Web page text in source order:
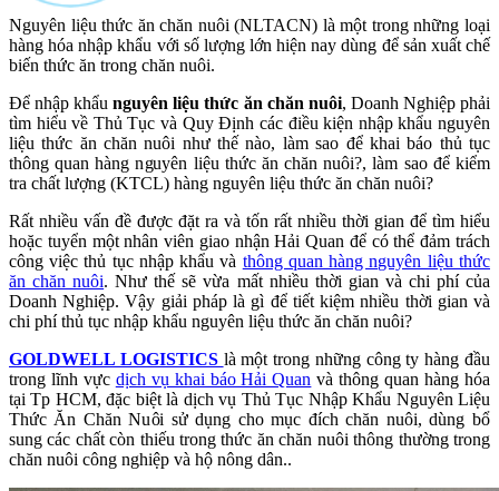
Nguyên liệu thức ăn chăn nuôi (NLTACN) là một trong những loại
hàng hóa nhập khẩu với số lượng lớn hiện nay dùng để sản xuất chế
biến thức ăn trong chăn nuôi.
Để nhập khẩunguyên liệu thức ăn chăn nuôi, Doanh Nghiệp phải
tìm hiểu về Thủ Tục và Quy Định các điều kiện nhập khẩu nguyên
liệu thức ăn chăn nuôi như thế nào, làm sao để khai báo thủ tục
thông quan hàng nguyên liệu thức ăn chăn nuôi?, làm sao để kiểm
tra chất lượng (KTCL) hàng nguyên liệu thức ăn chăn nuôi?
Rất nhiều vấn đề được đặt ra và tốn rất nhiều thời gian để tìm hiểu
hoặc tuyển một nhân viên giao nhận Hải Quan để có thể đảm trách
công việc thủ tục nhập khẩu và thông quan hàng nguyên liệu thức
ăn chăn nuôi. Như thế sẽ vừa mất nhiều thời gian và chi phí của
Doanh Nghiệp. Vậy giải pháp là gì để tiết kiệm nhiều thời gian và
chi phí thủ tục nhập khẩu nguyên liệu thức ăn chăn nuôi?
GOLDWELL LOGISTICS là một trong những công ty hàng đầu
trong lĩnh vực dịch vụ khai báo Hải Quan và thông quan hàng hóa
tại Tp HCM, đặc biệt là dịch vụ Thủ Tục Nhập Khẩu Nguyên Liệu
Thức Ăn Chăn Nuôi sử dụng cho mục đích chăn nuôi, dùng bổ
sung các chất còn thiếu trong thức ăn chăn nuôi thông thường trong
chăn nuôi công nghiệp và hộ nông dân..